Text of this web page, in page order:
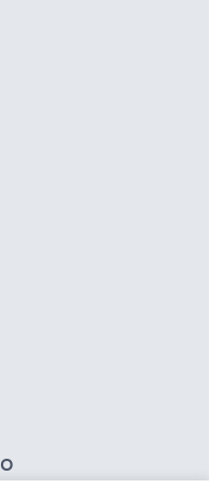
un alto
pedido ahora con